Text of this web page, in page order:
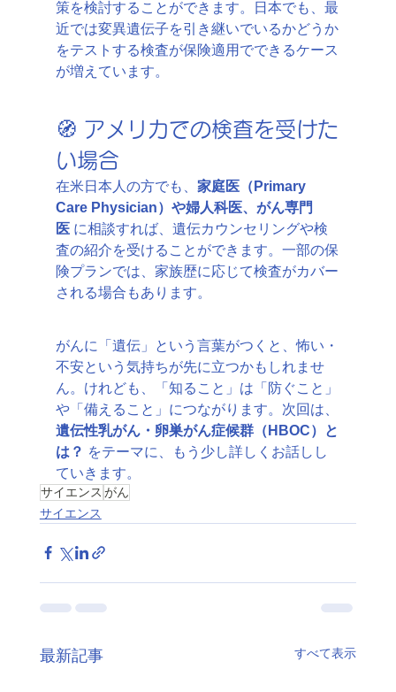
策を検討することができます。日本でも、最
近では変異遺伝子を引き継いでいるかどうか
をテストする検査が保険適用でできるケース
が増えています。
🧭 アメリカでの検査を受けた
い場合
在米日本人の方でも、 家庭医（Primary
Care Physician）や婦人科医、がん専門
医 に相談すれば、遺伝カウンセリングや検
査の紹介を受けることができます。一部の保
険プランでは、家族歴に応じて検査がカバー
される場合もあります。
がんに「遺伝」という言葉がつくと、怖い・
不安という気持ちが先に立つかもしれませ
ん。けれども、「知ること」は「防ぐこと」
や「備えること」につながります。次回は、
遺伝性乳がん・卵巣がん症候群（HBOC）と
は？ をテーマに、もう少し詳しくお話しし
ていきます。
サイエンス がん
サイエンス
最新記事 すべて表示